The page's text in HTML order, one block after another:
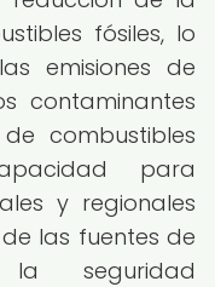
fósiles, lo
emisiones de
contaminantes
combustibles
para
y regionales
las fuentes de
la seguridad